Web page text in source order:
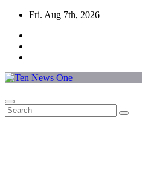
Skip
content
Fri. Aug 7th, 2026